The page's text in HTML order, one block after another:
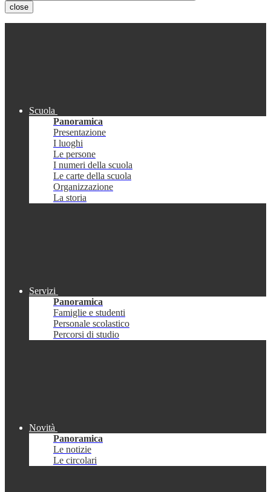
close
Scuola
Panoramica
Presentazione
I luoghi
Le persone
I numeri della scuola
Le carte della scuola
Organizzazione
La storia
Servizi
Panoramica
Famiglie e studenti
Personale scolastico
Percorsi di studio
Novità
Panoramica
Le notizie
Le circolari